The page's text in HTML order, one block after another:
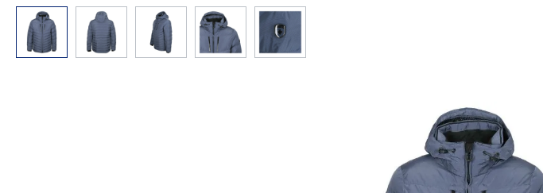
Bildergalerie überspringen